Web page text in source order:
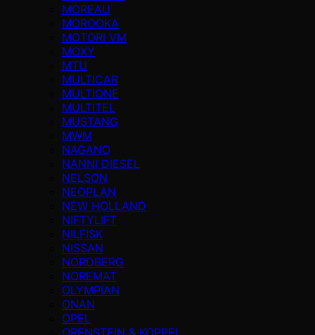
MOREAU
MOROOKA
MOTORI VM
MOXY
MTU
MULTICAR
MULTIONE
MULTITEL
MUSTANG
MWM
NAGANO
NANNI DIESEL
NELSON
NEOPLAN
NEW HOLLAND
NIFTYLIFT
NILFISK
NISSAN
NORDBERG
NOREMAT
OLYMPIAN
ONAN
OPEL
ORENSTEIN & KOPPEL